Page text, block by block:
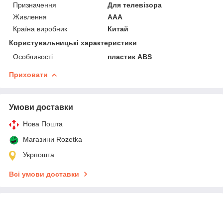
Призначення
Для телевізора
Живлення
AAA
Країна виробник
Китай
Користувальницькі характеристики
Особливості
пластик ABS
Приховати
Умови доставки
Нова Пошта
Магазини Rozetka
Укрпошта
Всі умови доставки